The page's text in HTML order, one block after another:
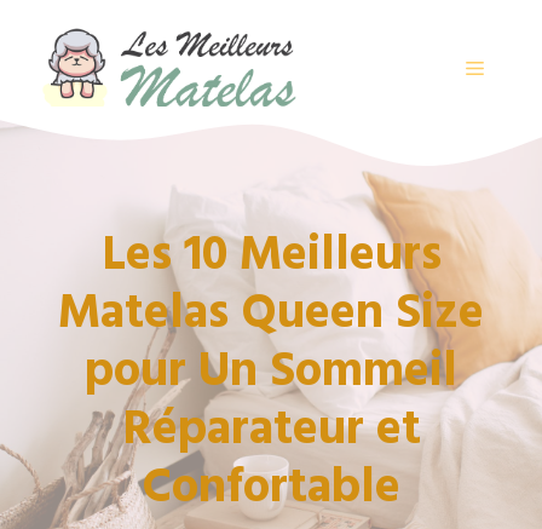
contenu
MENU
Les 10 Meilleurs
Matelas Queen Size
pour Un Sommeil
Réparateur et
Confortable